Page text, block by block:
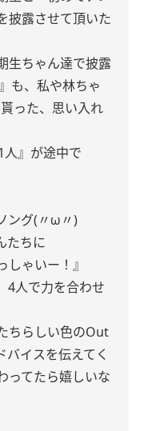
披露させて頂いた
生ちゃん達で披露
も、私や林ちゃ
った、思い入れ
人』が途中で
ング(〃ω〃)
たちに
しゃいー！』
4人で力を合わせ
ちらしい色のOut
イスを伝えてく
ってたら嬉しいな